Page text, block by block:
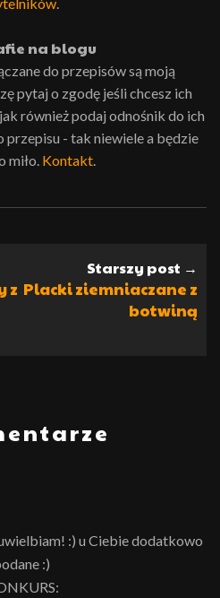
na blogu
do przepisów są moją
pytaj o zgodę jeśli chcesz ich
również podaj odnośnik do ich
przepisu - tak niewiele a będzie
miło. Kontakt.
z
Starszy post →
Placki ziemniaczane z
botwiną
:) u Ciebie dodatkowo
:)